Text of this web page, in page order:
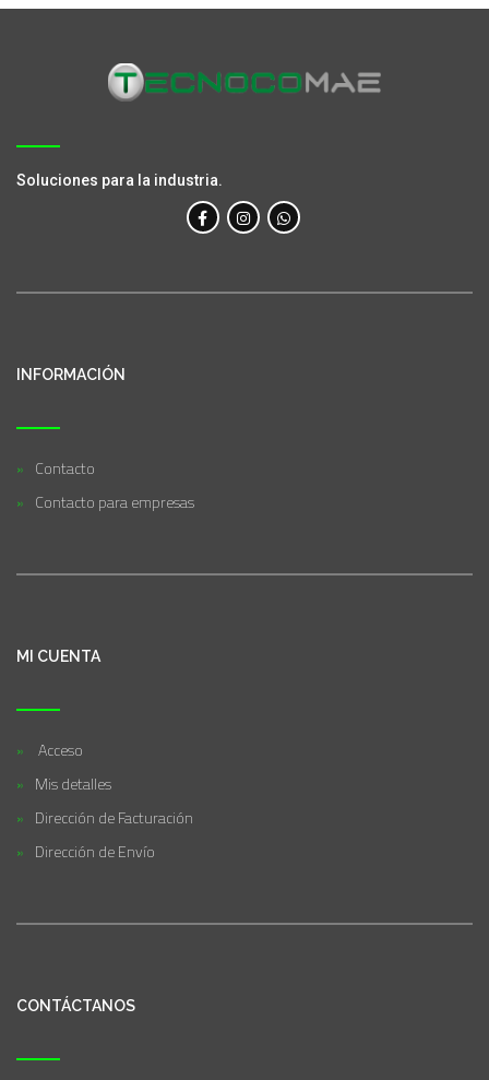
Soluciones para la industria.
INFORMACIÓN
Contacto
Contacto para empresas
MI CUENTA
Acceso
Mis detalles
Dirección de Facturación
Dirección de Envío
CONTÁCTANOS